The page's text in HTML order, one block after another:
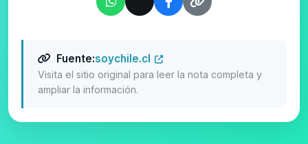
Fuente:soychile.cl
Visita el sitio original para leer la nota completa y
ampliar la información.